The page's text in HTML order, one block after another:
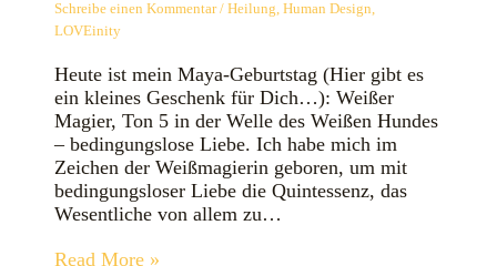
Schreibe einen Kommentar / Heilung, Human Design,
LOVEinity
Heute ist mein Maya-Geburtstag (Hier gibt es
ein kleines Geschenk für Dich…): Weißer
Magier, Ton 5 in der Welle des Weißen Hundes
– bedingungslose Liebe. Ich habe mich im
Zeichen der Weißmagierin geboren, um mit
bedingungsloser Liebe die Quintessenz, das
Wesentliche von allem zu…
Read More »